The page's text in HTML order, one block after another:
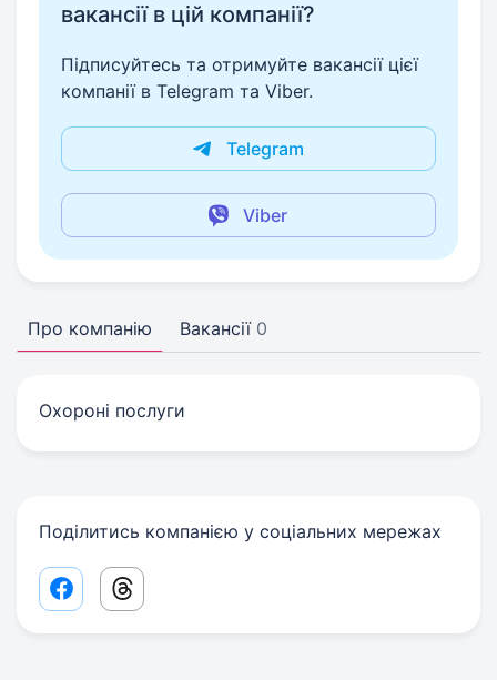
вакансії в цій компанії?
Підписуйтесь та отримуйте вакансії цієї
компанії в Telegram та Viber.
Telegram
Viber
Про компанію Вакансії 0
Охороні послуги
Поділитись компанією у соціальних мережах
Facebook share link
Threads share link